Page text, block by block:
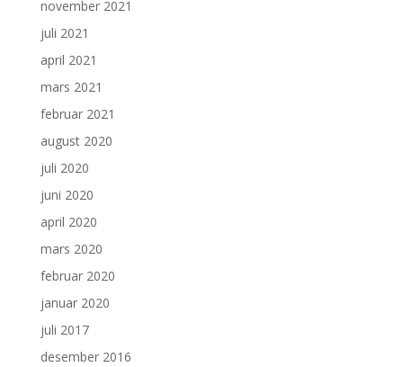
november 2021
juli 2021
april 2021
mars 2021
februar 2021
august 2020
juli 2020
juni 2020
april 2020
mars 2020
februar 2020
januar 2020
juli 2017
desember 2016